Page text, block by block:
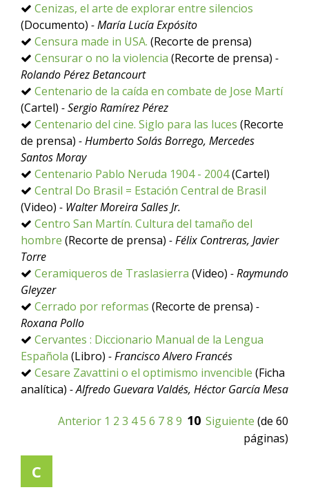
Cenizas, el arte de explorar entre silencios
(Documento) - María Lucía Expósito
Censura made in USA. (Recorte de prensa)
Censurar o no la violencia (Recorte de prensa) -
Rolando Pérez Betancourt
Centenario de la caída en combate de Jose Martí
(Cartel) - Sergio Ramírez Pérez
Centenario del cine. Siglo para las luces (Recorte
de prensa) - Humberto Solás Borrego, Mercedes
Santos Moray
Centenario Pablo Neruda 1904 - 2004(Cartel)
Central Do Brasil = Estación Central de Brasil
(Video) - Walter Moreira Salles Jr.
Centro San Martín. Cultura del tamaño del
hombre (Recorte de prensa) - Félix Contreras, Javier
Torre
Ceramiqueros de Traslasierra (Video) - Raymundo
Gleyzer
Cerrado por reformas (Recorte de prensa) -
Roxana Pollo
Cervantes : Diccionario Manual de la Lengua
Española (Libro) - Francisco Alvero Francés
Cesare Zavattini o el optimismo invencible (Ficha
analítica) - Alfredo Guevara Valdés, Héctor García Mesa
Anterior 1 2 3 45 6 78 9 10 Siguiente (de 60
páginas)
C